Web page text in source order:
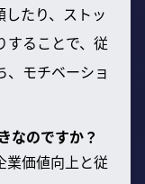
たり、ストッ
することで、従
、モチベーショ
なのですか？
業価値向上と従